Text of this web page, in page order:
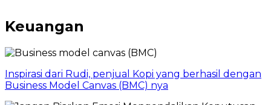
Keuangan
Inspirasi dari Rudi, penjual Kopi yang berhasil dengan
Business Model Canvas (BMC) nya